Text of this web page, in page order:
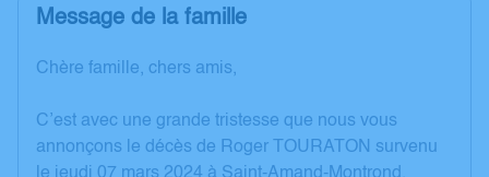
Message de la famille
Chère famille, chers amis,
C’est avec une grande tristesse que nous vous
annonçons le décès de Roger TOURATON survenu